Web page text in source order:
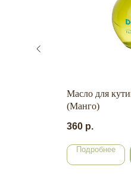
Масло для
(Манго)
360 р.
Подробнее